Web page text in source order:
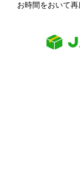
お時間をおいて